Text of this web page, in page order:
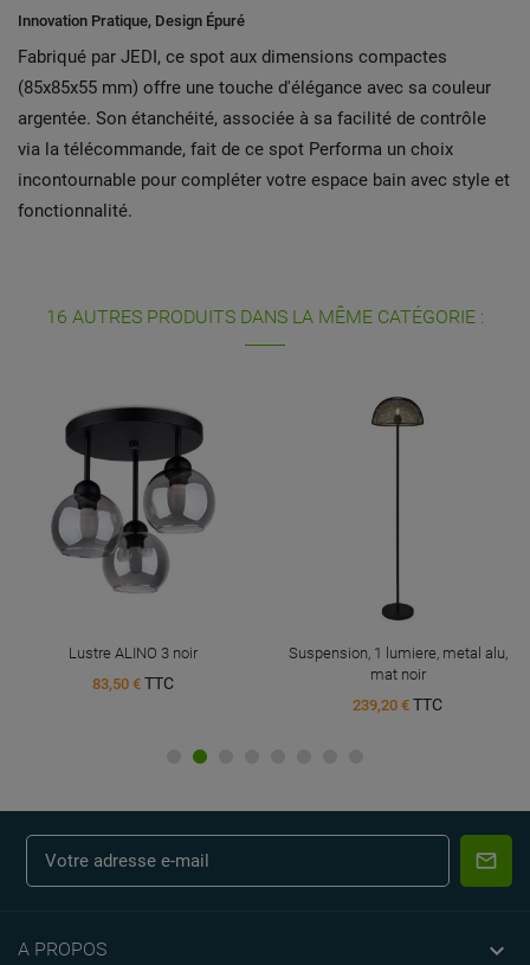
Innovation Pratique, Design Épuré
Fabriqué par JEDI, ce spot aux dimensions compactes
(85x85x55 mm) offre une touche d'élégance avec sa couleur
argentée. Son étanchéité, associée à sa facilité de contrôle
via la télécommande, fait de ce spot Performa un choix
incontournable pour compléter votre espace bain avec style et
fonctionnalité.
16 AUTRES PRODUITS DANS LA MÊME CATÉGORIE :
Lustre ALINO 3 noir
83,50 € TTC
Suspension, 1 lumiere, metal alu,
mat noir
239,20 € TTC
A PROPOS 